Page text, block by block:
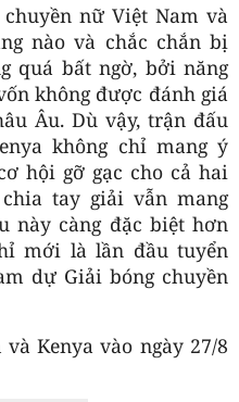
nữ Việt Nam và
nào và chắc chắn bị
quá bất ngờ, bởi năng
không được đánh giá
Âu. Dù vậy, trận đấu
không chỉ mang ý
hội gỡ gạc cho cả hai
tay giải vẫn mang
này càng đặc biệt hơn
mới là lần đầu tuyển
dự Giải bóng chuyền
Kenya vào ngày 27/8